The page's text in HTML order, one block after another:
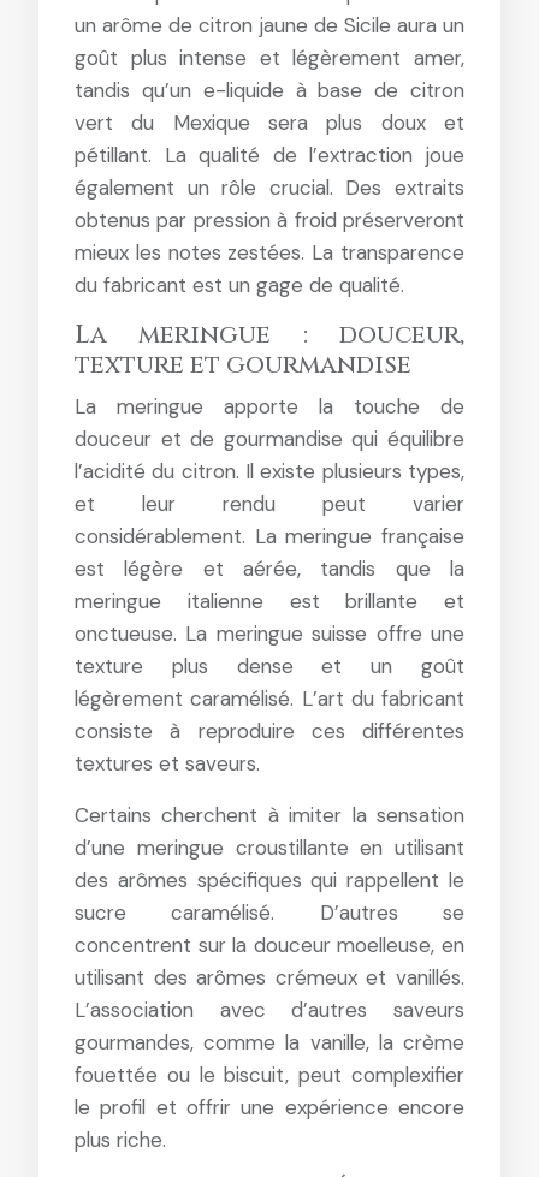
un arôme de citron jaune de Sicile aura un
goût plus intense et légèrement amer,
tandis qu’un e-liquide à base de citron
vert du Mexique sera plus doux et
pétillant. La qualité de l’extraction joue
également un rôle crucial. Des extraits
obtenus par pression à froid préserveront
mieux les notes zestées. La transparence
du fabricant est un gage de qualité.
La meringue : douceur,
texture et gourmandise
La meringue apporte la touche de
douceur et de gourmandise qui équilibre
l’acidité du citron. Il existe plusieurs types,
et leur rendu peut varier
considérablement. La meringue française
est légère et aérée, tandis que la
meringue italienne est brillante et
onctueuse. La meringue suisse offre une
texture plus dense et un goût
légèrement caramélisé. L’art du fabricant
consiste à reproduire ces différentes
textures et saveurs.
Certains cherchent à imiter la sensation
d’une meringue croustillante en utilisant
des arômes spécifiques qui rappellent le
sucre caramélisé. D’autres se
concentrent sur la douceur moelleuse, en
utilisant des arômes crémeux et vanillés.
L’association avec d’autres saveurs
gourmandes, comme la vanille, la crème
fouettée ou le biscuit, peut complexifier
le profil et offrir une expérience encore
plus riche.